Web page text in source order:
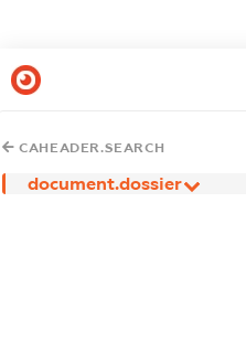
CAHEADER.SEARCH
document.dossier